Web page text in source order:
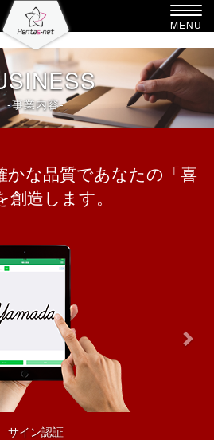
MENU
-事業内容-
かな品質であなたの「喜
創造します。
サイン認証